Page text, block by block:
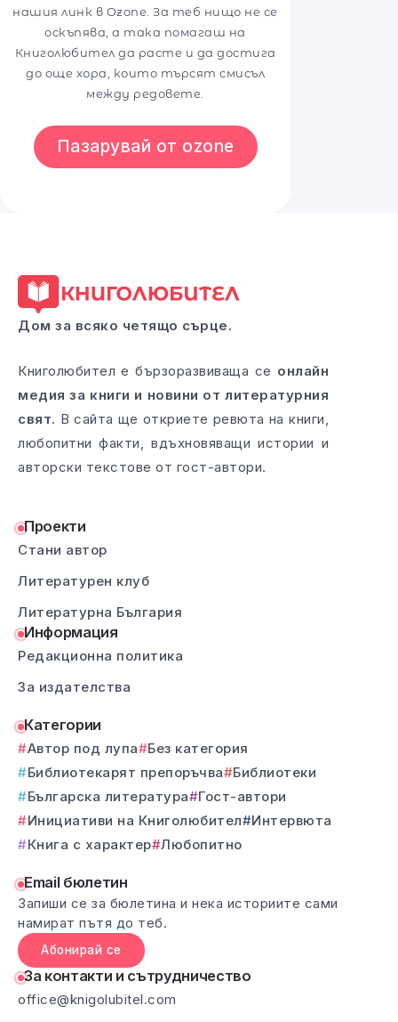
нашия линк в Ozone. За теб нищо не се
оскъпява, а така помагаш на
Книголюбител да расте и да достига
до още хора, които търсят смисъл
между редовете.
Пазарувай от ozone
Дом за всяко четящо сърце.
Книголюбител е бързоразвиваща се онлайн
медия за книги и новини от литературния
свят. В сайта ще откриете ревюта на книги,
любопитни факти, вдъхновяващи истории и
авторски текстове от гост-автори.
Проекти
Стани автор
Литературен клуб
Литературна България
Информация
Редакционна политика
За издателства
Категории
Автор под лупа
Без категория
Библиотекарят препоръчва
Библиотеки
Българска литература
Гост-автори
Инициативи на Книголюбител
Интервюта
Книга с характер Любопитно
Email бюлетин
Запиши се за бюлетина и нека историите сами
намират пътя до теб.
Абонирай се
За контакти и сътрудничество
office@knigolubitel.com